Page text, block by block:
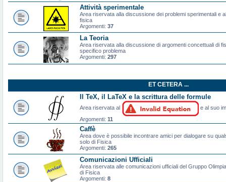
Attività sperimentale
Area riservata alla discussione dei problemi sperimentali e
fisica
Argomenti: 37
La Teoria
Area riservata alla discussione di argomenti concettuali di
specifico problema
Argomenti: 297
ET CETERA ...
Il TeX, il LaTeX e la scrittura delle formule
Area riservata al
e al suo
Argomenti: 11
Caffè
Area dove è possibile incontrare amici per dialogare su
solo di Fisica
Argomenti: 265
Comunicazioni Ufficiali
Area riservata alle comunicazioni ufficiali del Gruppo
di Fisica
Argomenti: 8